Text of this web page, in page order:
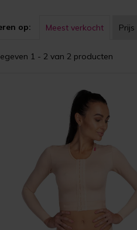
op: Meest verkocht Prijs
1 - 2 van 2 producten